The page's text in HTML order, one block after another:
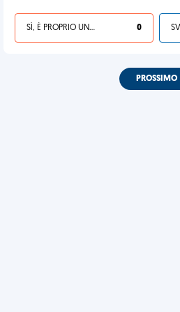
SÌ, È PROPRIO UNA VDM! 0
PROSSIMO